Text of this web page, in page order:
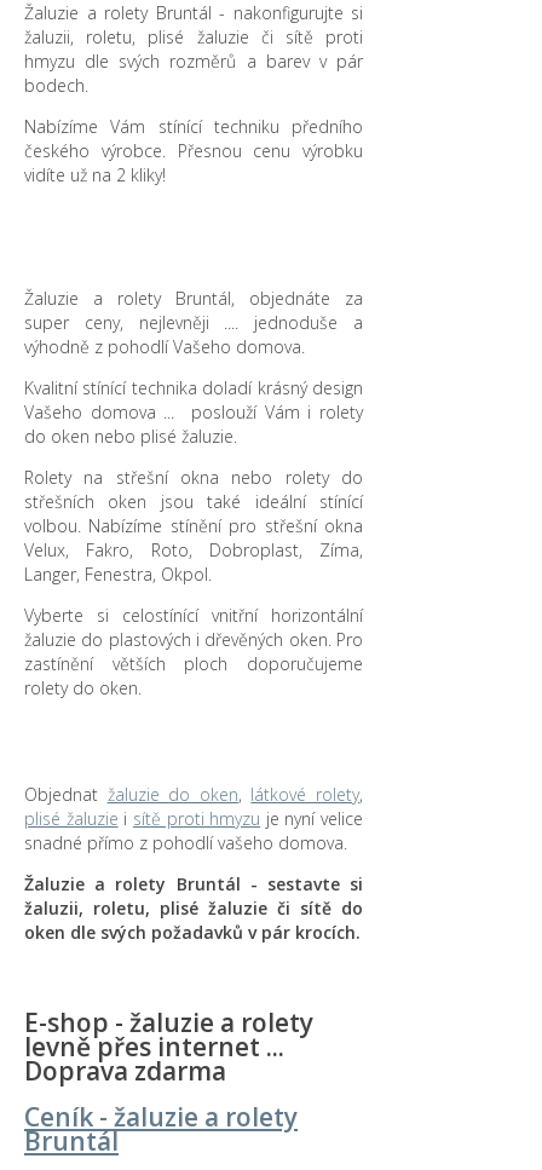
Žaluzie a rolety Bruntál - nakonfigurujte si
žaluzii, roletu, plisé žaluzie či sítě proti
hmyzu dle svých rozměrů a barev v pár
bodech.
Nabízíme Vám stínící techniku předního
českého výrobce. Přesnou cenu výrobku
vidíte už na 2 kliky!
Žaluzie a rolety Bruntál, objednáte za
super ceny, nejlevněji .... jednoduše a
výhodně z pohodlí Vašeho domova.
Kvalitní stínící technika doladí krásný design
Vašeho domova ... poslouží Vám i rolety
do oken nebo plisé žaluzie.
Rolety na střešní okna nebo rolety do
střešních oken jsou také ideální stínící
volbou. Nabízíme stínění pro střešní okna
Velux, Fakro, Roto, Dobroplast, Zíma,
Langer, Fenestra, Okpol.
Vyberte si celostínící vnitřní horizontální
žaluzie do plastových i dřevěných oken. Pro
zastínění větších ploch doporučujeme
rolety do oken.
Objednat žaluzie do oken, látkové rolety,
plisé žaluzie i sítě proti hmyzu je nyní velice
snadné přímo z pohodlí vašeho domova.
Žaluzie a rolety Bruntál - sestavte si
žaluzii, roletu, plisé žaluzie či sítě do
oken dle svých požadavků v pár krocích.
E-shop - žaluzie a rolety
levně přes internet ...
Doprava zdarma
Ceník - žaluzie a rolety
Bruntál